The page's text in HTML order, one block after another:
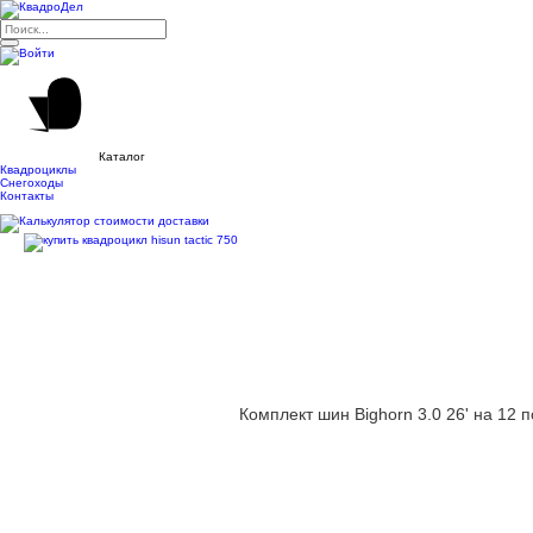
Каталог
Квадроциклы
Снегоходы
Контакты
Комплект шин Bighorn 3.0 26' на 12